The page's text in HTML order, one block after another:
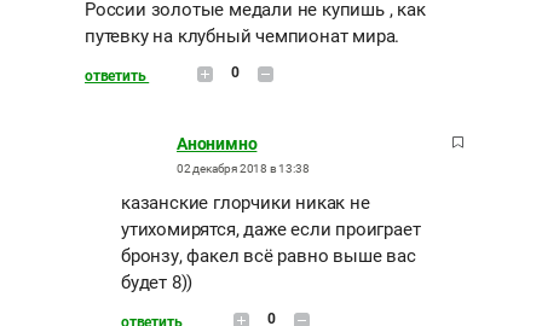
России золотые медали не купишь , как
путевку на клубный чемпионат мира.
ответить 0
Анонимно
02 декабря 2018 в 13:38
казанские глорчики никак не
утихомирятся, даже если проиграет
бронзу, факел всё равно выше вас
будет 8))
ответить 0